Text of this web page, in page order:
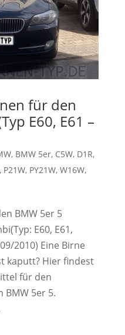
für den
E60, E61 –
, BMW 5er, C5W, D1R,
P21W, PY21W, W16W,
BMW 5er 5
E60, E61,
2010) Eine Birne
kaputt? Hier findest
für den
BMW 5er 5.